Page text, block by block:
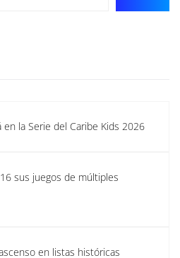
la Serie del Caribe Kids 2026
sus juegos de múltiples
en listas históricas